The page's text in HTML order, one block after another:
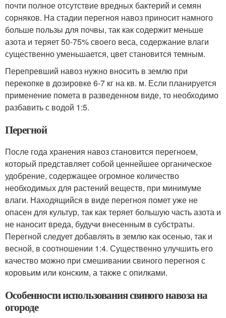
почти полное отсутствие вредных бактерий и семян
сорняков. На стадии перегноя навоз приносит намного
больше пользы для почвы, так как содержит меньше
азота и теряет 50-75% своего веса, содержание влаги
существенно уменьшается, цвет становится темным.
Перепревший навоз нужно вносить в землю при
перекопке в дозировке 6-7 кг на кв. м. Если планируется
применение помета в разведенном виде, то необходимо
разбавить с водой 1:5.
Перегной
После года хранения навоз становится перегноем,
который представляет собой ценнейшее органическое
удобрение, содержащее огромное количество
необходимых для растений веществ, при минимуме
влаги. Находящийся в виде перегноя помет уже не
опасен для культур, так как теряет большую часть азота и
не наносит вреда, будучи внесенным в субстраты.
Перегной следует добавлять в землю как осенью, так и
весной, в соотношении 1:4. Существенно улучшить его
качество можно при смешивании свиного перегноя с
коровьим или конским, а также с опилками.
Особенности использования свиного навоза на
огороде